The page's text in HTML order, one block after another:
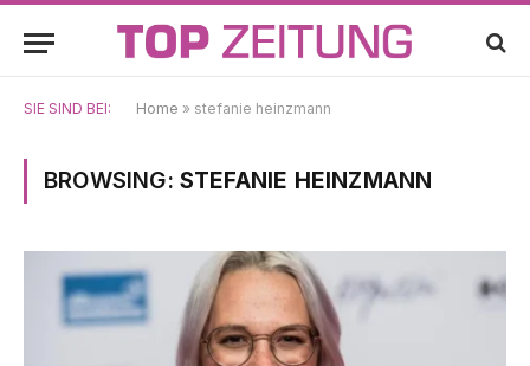
SIE SIND BEI: Home » stefanie heinzmann
BROWSING: STEFANIE HEINZMANN